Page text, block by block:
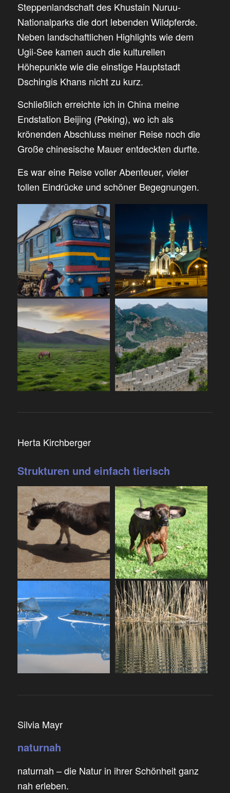
Steppenlandschaft des Khustain Nuruu-
Nationalparks die dort lebenden Wildpferde.
Neben landschaftlichen Highlights wie dem
Ugii-See kamen auch die kulturellen
Höhepunkte wie die einstige Hauptstadt
Dschingis Khans nicht zu kurz.
Schließlich erreichte ich in China meine
Endstation Beijing (Peking), wo ich als
krönenden Abschluss meiner Reise noch die
Große chinesische Mauer entdeckten durfte.
Es war eine Reise voller Abenteuer, vieler
tollen Eindrücke und schöner Begegnungen.
Herta Kirchberger
Strukturen und einfach tierisch
Silvia Mayr
naturnah
naturnah – die Natur in ihrer Schönheit ganz
nah erleben.